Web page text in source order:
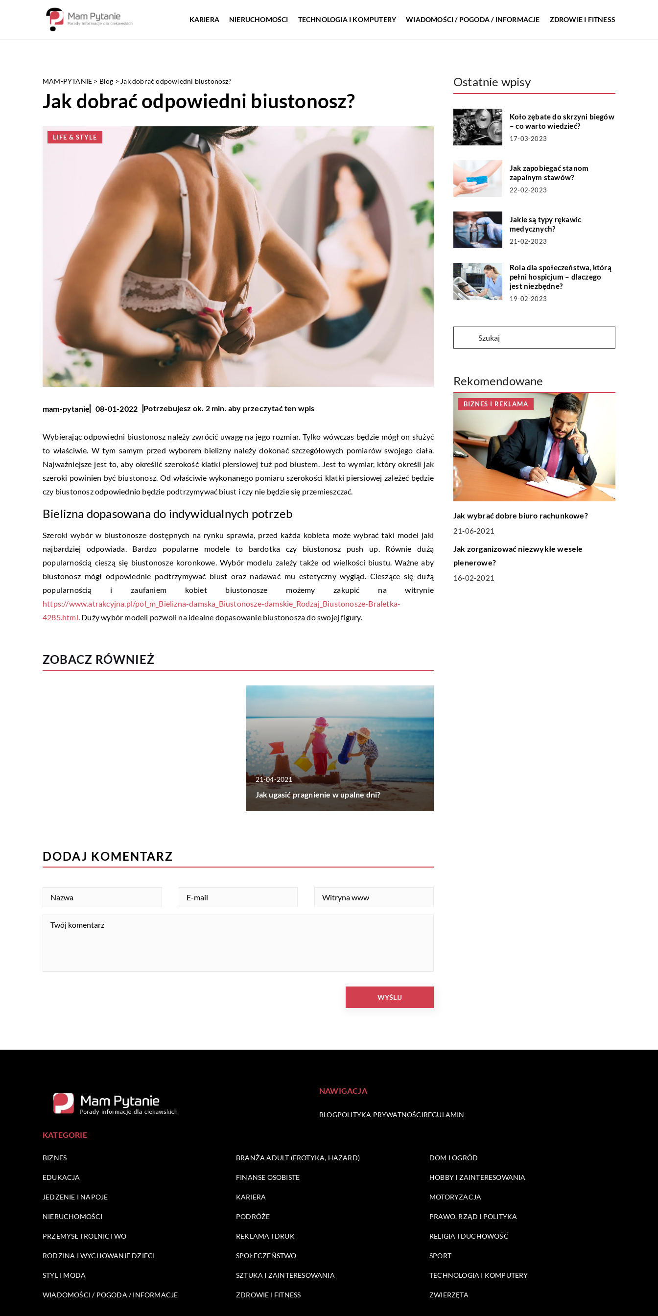
KARIERA NIERUCHOMOŚCI TECHNOLOGIA I KOMPUTERY WIADOMOŚCI / POGODA / INFORMACJE ZDROWIE I FITNESS
MAM-PYTANIE > Blog > Jak dobrać odpowiedni biustonosz?
Jak dobrać odpowiedni biustonosz?
LIFE & STYLE
mam-pytanie 08-01-2022 Potrzebujesz ok. 2 min. aby przeczytać ten wpis
Wybierając odpowiedni biustonosz należy zwrócić uwagę na jego rozmiar. Tylko wówczas będzie mógł on służyć
to właściwie. W tym samym przed wyborem bielizny należy dokonać szczegółowych pomiarów swojego ciała.
Najważniejsze jest to, aby określić szerokość klatki piersiowej tuż pod biustem. Jest to wymiar, który określi jak
szeroki powinien być biustonosz. Od właściwie wykonanego pomiaru szerokości klatki piersiowej zależeć będzie
czy biustonosz odpowiednio będzie podtrzymywać biust i czy nie będzie się przemieszczać.
Bielizna dopasowana do indywidualnych potrzeb
Szeroki wybór w biustonosze dostępnych na rynku sprawia, przed każda kobieta może wybrać taki model jaki
najbardziej odpowiada. Bardzo popularne modele to bardotka czy biustonosz push up. Równie dużą
popularnością cieszą się biustonosze koronkowe. Wybór modelu zależy także od wielkości biustu. Ważne aby
biustonosz mógł odpowiednie podtrzymywać biust oraz nadawać mu estetyczny wygląd. Cieszące się dużą
popularnością i zaufaniem kobiet biustonosze możemy zakupić na witrynie
https://www.atrakcyjna.pl/pol_m_Bielizna-damska_Biustonosze-damskie_Rodzaj_Biustonosze-Braletka-
4285.html. Duży wybór modeli pozwoli na idealne dopasowanie biustonosza do swojej figury.
ZOBACZ RÓWNIEŻ
21-04-2021
Jak ugasić pragnienie w upalne dni?
Ostatnie wpisy
Koło zębate do skrzyni biegów
– co warto wiedzieć?
17-03-2023
Jak zapobiegać stanom
zapalnym stawów?
22-02-2023
Jakie są typy rękawic
medycznych?
21-02-2023
Rola dla społeczeństwa, którą
pełni hospicjum – dlaczego
jest niezbędne?
19-02-2023
Rekomendowane
BIZNES I REKLAMA
Jak wybrać dobre biuro rachunkowe?
21-06-2021
LIFE & STYLE
Jak zorganizować niezwykłe wesele
plenerowe?
16-02-2021
DODAJ KOMENTARZ
NAWIGACJA
BLOGPOLITYKA PRYWATNOŚCIREGULAMIN
KATEGORIE
BIZNES BRANŻA ADULT (EROTYKA, HAZARD) DOM I OGRÓD
EDUKACJA FINANSE OSOBISTE HOBBY I ZAINTERESOWANIA
JEDZENIE I NAPOJE KARIERA MOTORYZACJA
NIERUCHOMOŚCI PODRÓŻE PRAWO, RZĄD I POLITYKA
PRZEMYSŁ I ROLNICTWO REKLAMA I DRUK RELIGIA I DUCHOWOŚĆ
RODZINA I WYCHOWANIE DZIECI SPOŁECZEŃSTWO SPORT
STYL I MODA SZTUKA I ZAINTERESOWANIA TECHNOLOGIA I KOMPUTERY
WIADOMOŚCI / POGODA / INFORMACJE ZDROWIE I FITNESS ZWIERZĘTA